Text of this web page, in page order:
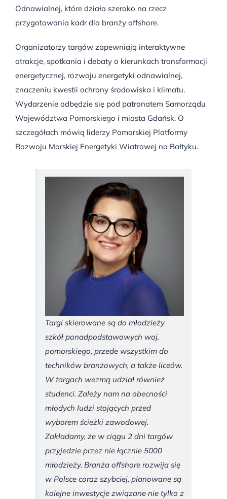
Odnawialnej, które działa szeroko na rzecz
przygotowania kadr dla branży offshore.
Organizatorzy targów zapewniają interaktywne
atrakcje, spotkania i debaty o kierunkach transformacji
energetycznej, rozwoju energetyki odnawialnej,
znaczeniu kwestii ochrony środowiska i klimatu.
Wydarzenie odbędzie się pod patronatem Samorządu
Województwa Pomorskiego i miasta Gdańsk. O
szczegółach mówią liderzy Pomorskiej Platformy
Rozwoju Morskiej Energetyki Wiatrowej na Bałtyku.
Targi skierowane są do młodzieży
szkół ponadpodstawowych woj.
pomorskiego, przede wszystkim do
techników branżowych, a także liceów.
W targach wezmą udział również
studenci. Zależy nam na obecności
młodych ludzi stojących przed
wyborem ścieżki zawodowej.
Zakładamy, że w ciągu 2 dni targów
przyjedzie przez nie łącznie 5000
młodzieży. Branża offshore rozwija się
w Polsce coraz szybciej, planowane są
kolejne inwestycje związane nie tylko z